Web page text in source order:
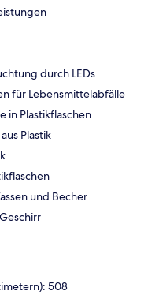
durch LEDs
für Lebensmittelabfälle
in Plastikflaschen
Plastik
und Becher
508